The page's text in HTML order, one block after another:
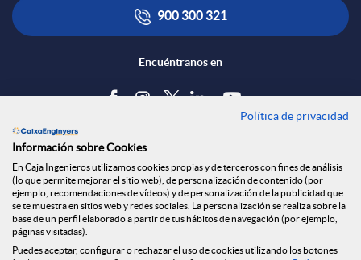
900 300 321
Encuéntranos en
Tablón de anuncios
Política de cookies
Aviso legal
Seguridad Online
Privacidad
Política de privacidad
Información sobre Cookies
En Caja Ingenieros utilizamos cookies propias y de terceros con fines de análisis
(lo que permite mejorar el sitio web), de personalización de contenido (por
ejemplo, recomendaciones de vídeos) y de personalización de la publicidad que
se te muestra en sitios web y redes sociales. La personalización se realiza sobre la
base de un perfil elaborado a partir de tus hábitos de navegación (por ejemplo,
páginas visitadas).
Puedes aceptar, configurar o rechazar el uso de cookies utilizando los botones